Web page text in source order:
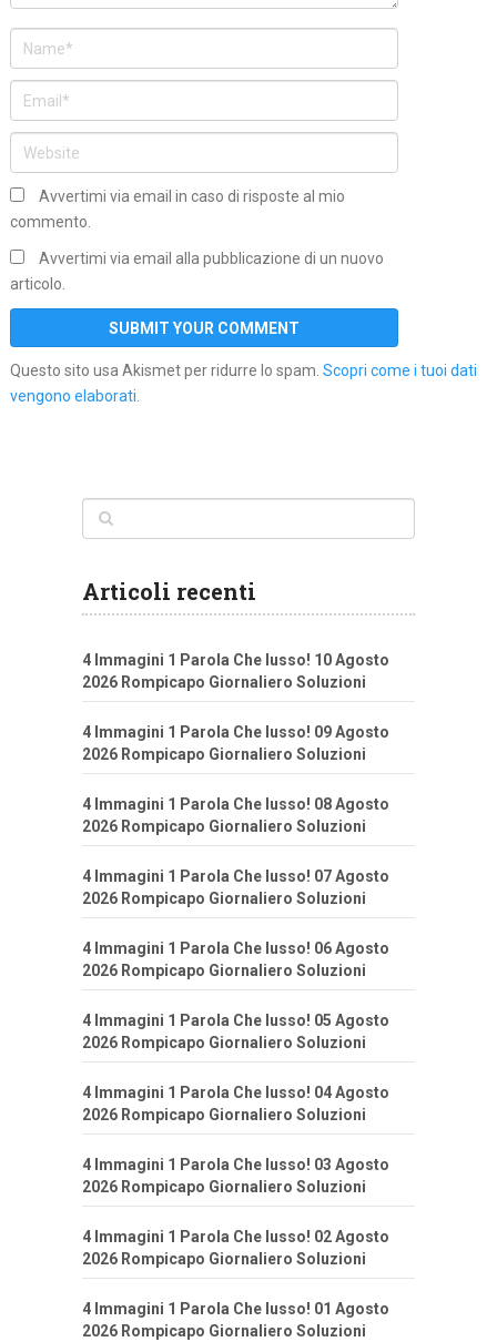
Avvertimi via email in caso di risposte al mio
commento.
Avvertimi via email alla pubblicazione di un nuovo
articolo.
Questo sito usa Akismet per ridurre lo spam. Scopri come i tuoi dati
vengono elaborati.
Articoli recenti
4 Immagini 1 Parola Che lusso! 10 Agosto
2026 Rompicapo Giornaliero Soluzioni
4 Immagini 1 Parola Che lusso! 09 Agosto
2026 Rompicapo Giornaliero Soluzioni
4 Immagini 1 Parola Che lusso! 08 Agosto
2026 Rompicapo Giornaliero Soluzioni
4 Immagini 1 Parola Che lusso! 07 Agosto
2026 Rompicapo Giornaliero Soluzioni
4 Immagini 1 Parola Che lusso! 06 Agosto
2026 Rompicapo Giornaliero Soluzioni
4 Immagini 1 Parola Che lusso! 05 Agosto
2026 Rompicapo Giornaliero Soluzioni
4 Immagini 1 Parola Che lusso! 04 Agosto
2026 Rompicapo Giornaliero Soluzioni
4 Immagini 1 Parola Che lusso! 03 Agosto
2026 Rompicapo Giornaliero Soluzioni
4 Immagini 1 Parola Che lusso! 02 Agosto
2026 Rompicapo Giornaliero Soluzioni
4 Immagini 1 Parola Che lusso! 01 Agosto
2026 Rompicapo Giornaliero Soluzioni